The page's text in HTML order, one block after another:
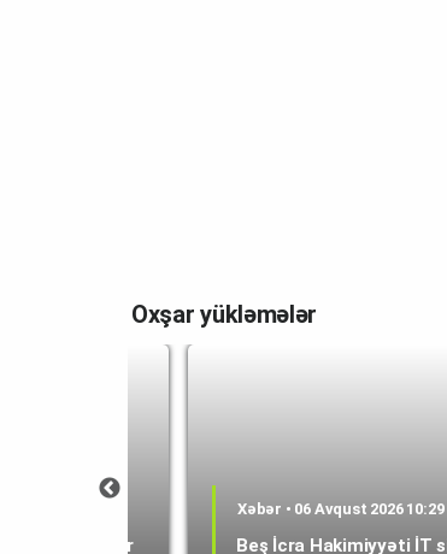
Oxşar yükləmələr
a rəhbər
Xəbər • 06 Avqust 2026 10:29
Beş İcra Hakimiyyəti İT